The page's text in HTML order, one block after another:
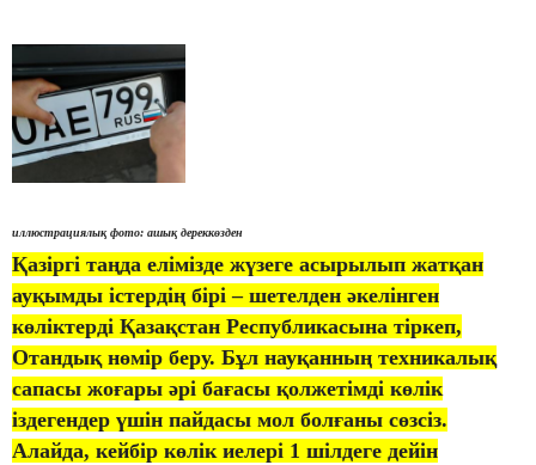
иллюстрациялық фото: ашық дереккөзден
Қазіргі таңда елімізде жүзеге асырылып жатқан
ауқымды істердің бірі – шетелден әкелінген
көліктерді Қазақстан Республикасына тіркеп,
Отандық нөмір беру. Бұл науқанның техникалық
сапасы жоғары әрі бағасы қолжетімді көлік
іздегендер үшін пайдасы мол болғаны сөзсіз.
Алайда, кейбір көлік иелері 1 шілдеге дейін